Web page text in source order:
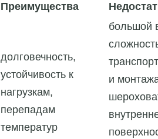
Преимущества
долговечность,
устойчивость к
нагрузкам,
перепадам
температур
большой
и